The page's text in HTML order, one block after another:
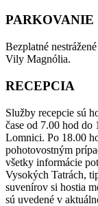
PARKOVANIE
Bezplatné
Vily Magnólia.
RECEPCIA
Služby recepcie sú
čase od 7.00 hod
Lomnici. Po 18.00
pohotovostným
všetky informácie
Vysokých Tatrách,
suvenírov si hostia
sú uvedené v